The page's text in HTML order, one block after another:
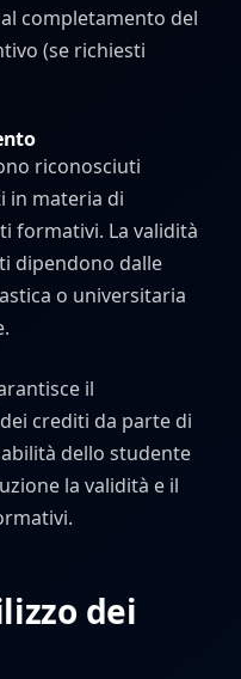
completamento del
(se richiesti
riconosciuti
in materia di
formativi. La validità
dipendono dalle
o universitaria
il
crediti da parte di
dello studente
la validità e il
dei